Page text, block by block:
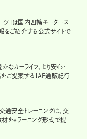
ツ」は国内四輪モータース
をご紹介する公式サイトで
なカーライフ、より安心・
ご提案するJAF通販紀行
交通安全トレーニングは、交
をeラーニング形式で提